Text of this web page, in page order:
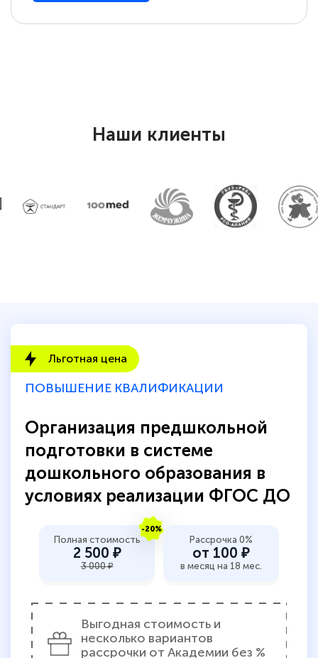
оперативно связались со мной
10 марта 2026
Оставила заявку на обучение онлайн, мне
прохождения курса, удобная система
аттестации, проблем не возникло ни на
каком этапе…
Наши клиенты
Льготная цена
ПОВЫШЕНИЕ КВАЛИФИКАЦИИ
Организация предшкольной
подготовки в системе
дошкольного образования в
условиях реализации ФГОС ДО
-20%
Полная стоимость
2 500 ₽
3 000 ₽
Рассрочка 0%
от 100 ₽
в месяц на 18 мес.
Выгодная стоимость и
несколько вариантов
рассрочки от Академии без %